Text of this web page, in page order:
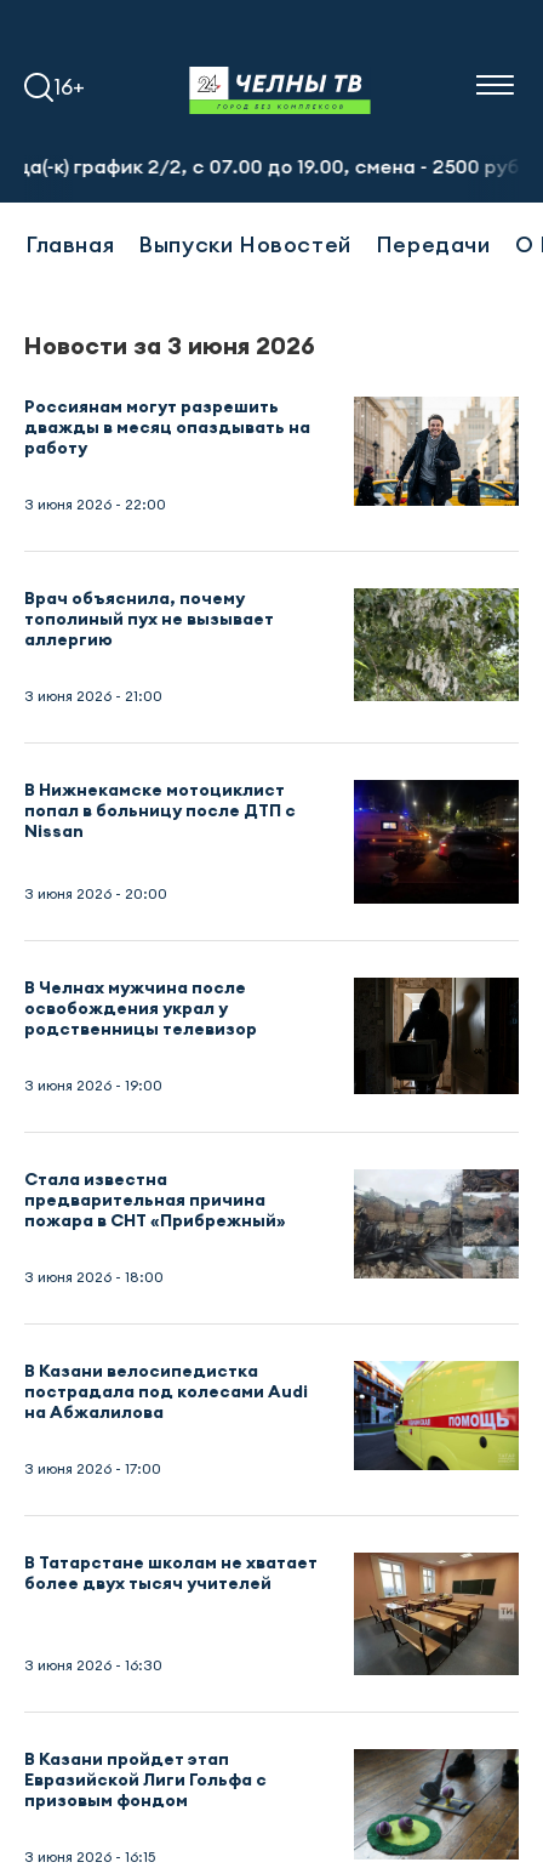
16+
график 2/2, с 07.00 до 19.00, смена - 2500 рублей.
Главная Выпуски Новостей Передачи О
Новости за 3 июня 2026
Россиянам могут разрешить
дважды в месяц опаздывать на
работу
3 июня 2026 - 22:00
Врач объяснила, почему
тополиный пух не вызывает
аллергию
3 июня 2026 - 21:00
В Нижнекамске мотоциклист
попал в больницу после ДТП с
Nissan
3 июня 2026 - 20:00
В Челнах мужчина после
освобождения украл у
родственницы телевизор
3 июня 2026 - 19:00
Стала известна
предварительная причина
пожара в СНТ «Прибрежный»
3 июня 2026 - 18:00
В Казани велосипедистка
пострадала под колесами Audi
на Абжалилова
3 июня 2026 - 17:00
В Татарстане школам не хватает
более двух тысяч учителей
3 июня 2026 - 16:30
В Казани пройдет этап
Евразийской Лиги Гольфа с
призовым фондом
3 июня 2026 - 16:15